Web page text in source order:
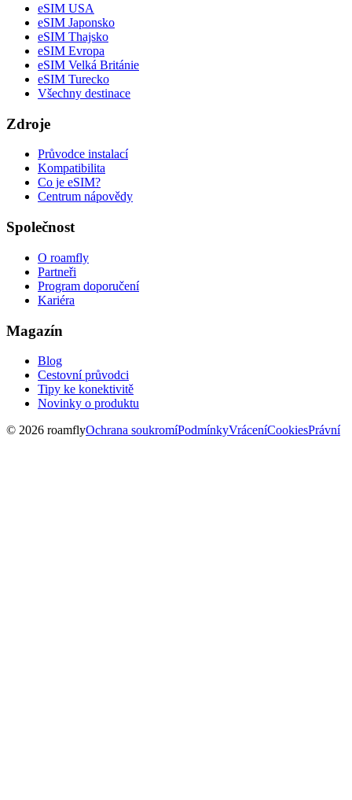
eSIM USA
eSIM Japonsko
eSIM Thajsko
eSIM Evropa
eSIM Velká Británie
eSIM Turecko
Všechny destinace
Zdroje
Průvodce instalací
Kompatibilita
Co je eSIM?
Centrum nápovědy
Společnost
O roamfly
Partneři
Program doporučení
Kariéra
Magazín
Blog
Cestovní průvodci
Tipy ke konektivitě
Novinky o produktu
© 2026 roamflyOchrana soukromíPodmínkyVráceníCookiesPrávní